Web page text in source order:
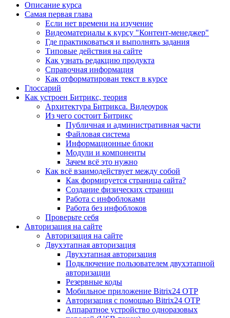
Описание курса
Самая первая глава
Если нет времени на изучение
Видеоматериалы к курсу "Контент-менеджер"
Где практиковаться и выполнять задания
Типовые действия на сайте
Как узнать редакцию продукта
Справочная информация
Как отформатирован текст в курсе
Глоссарий
Как устроен Битрикс, теория
Архитектура Битрикса. Видеоурок
Из чего состоит Битрикс
Публичная и административная части
Файловая система
Информационные блоки
Модули и компоненты
Зачем всё это нужно
Как всё взаимодействует между собой
Как формируется страница сайта?
Создание физических страниц
Работа с инфоблоками
Работа без инфоблоков
Проверьте себя
Авторизация на сайте
Авторизация на сайте
Двухэтапная авторизация
Двухэтапная авторизация
Подключение пользователем двухэтапной
авторизации
Резервные коды
Мобильное приложение Bitrix24 OTP
Авторизация с помощью Bitrix24 OTP
Аппаратное устройство одноразовых